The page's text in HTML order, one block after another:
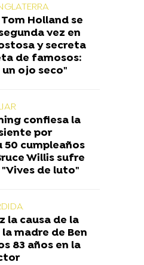
Holland se
vez en
y secreta
de famosos:
ojo seco"
confiesa la
por
50 cumpleaños
Willis sufre
de luto"
la causa de la
madre de Ben
83 años en la